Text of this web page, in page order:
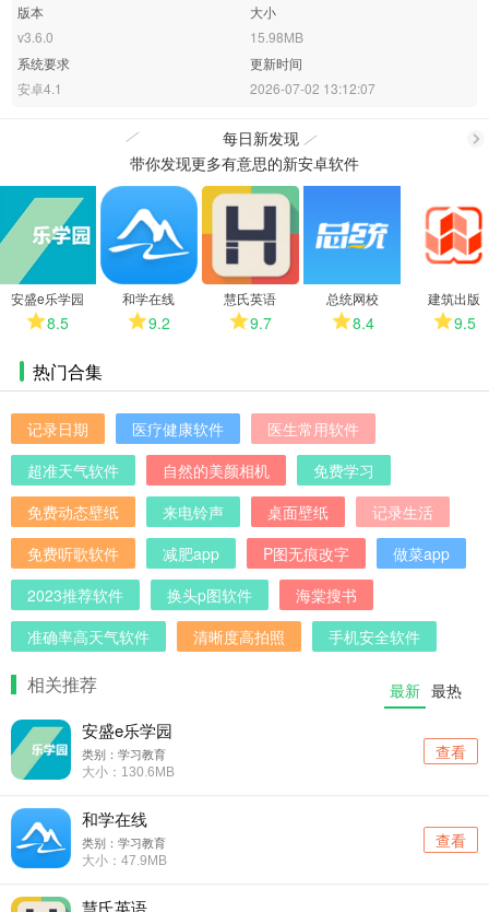
版本
v3.6.0
大小
15.98MB
系统要求
安卓4.1
更新时间
2026-07-02 13:12:07
每日新发现
多
带你发现更多有意思的新安卓软件
安盛e乐学园
8.5
和学在线
9.2
慧氏英语
9.7
总统网校
8.4
建筑出版
9.5
热门合集
记录日期 医疗健康软件
医生常用软件
超准天气软件
自然的美颜相机
免费学习
免费动态壁纸
来电铃声 桌面壁纸
记录生活
免费听歌软件
减肥app P图无痕改字
做菜app
2023推荐软件
换头p图软件
海棠搜书
准确率高天气软件
清晰度高拍照 手机安全软件
相关推荐 最新 最热
安盛e乐学园
类别：学习教育
大小：130.6MB
查看
和学在线
类别：学习教育
大小：47.9MB
查看